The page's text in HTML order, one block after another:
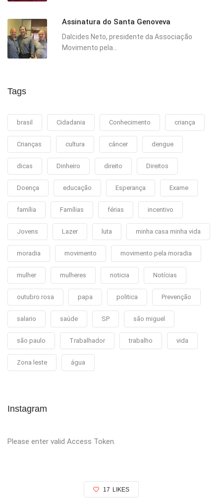
Assinatura do Santa Genoveva
Dalcides Neto, presidente da Associação
Movimento pela...
Tags
brasil Cidadania Conhecimento criança
Crianças cultura câncer dengue
dicas Dinheiro direito Direitos
Doença educação Esperança Exame
família Famílias férias incentivo
Jovens Lazer luta minha casa minha vida
moradia movimento movimento pela moradia
mulher mulheres noticia Notícias
outubro rosa papa politica Prevenção
salario saúde SP são miguel
são paulo Trabalhador trabalho vida
Zona leste água
Instagram
Please enter valid Access Token.
17 LIKES